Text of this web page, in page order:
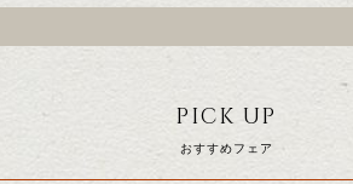
PICK UP
おすすめフェア